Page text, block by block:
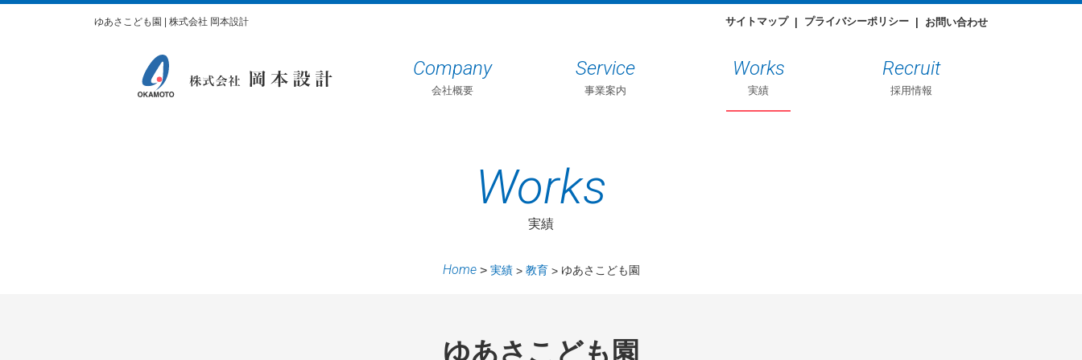
ゆあさこども園 | 株式会社 岡本設計 サイトマップ プライバシーポリシー お問い合わせ
Company
会社概要
Service
事業案内
Works
実績
Recruit
採用情報
Works
実績
Home 実績 教育 ゆあさこども園
ゆあさこども園